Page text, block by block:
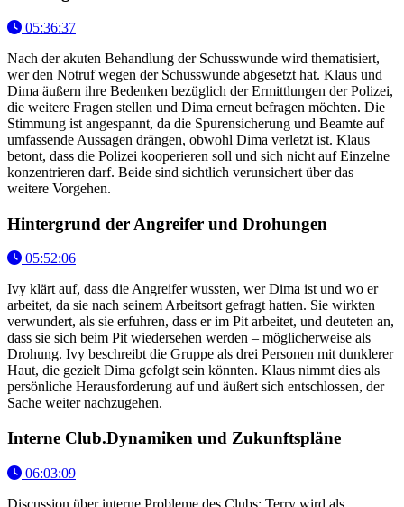
05:36:37
Nach der akuten Behandlung der Schusswunde wird thematisiert,
wer den Notruf wegen der Schusswunde abgesetzt hat. Klaus und
Dima äußern ihre Bedenken bezüglich der Ermittlungen der Polizei,
die weitere Fragen stellen und Dima erneut befragen möchten. Die
Stimmung ist angespannt, da die Spurensicherung und Beamte auf
umfassende Aussagen drängen, obwohl Dima verletzt ist. Klaus
betont, dass die Polizei kooperieren soll und sich nicht auf Einzelne
konzentrieren darf. Beide sind sichtlich verunsichert über das
weitere Vorgehen.
Hintergrund der Angreifer und Drohungen
05:52:06
Ivy klärt auf, dass die Angreifer wussten, wer Dima ist und wo er
arbeitet, da sie nach seinem Arbeitsort gefragt hatten. Sie wirkten
verwundert, als sie erfuhren, dass er im Pit arbeitet, und deuteten an,
dass sie sich beim Pit wiedersehen werden – möglicherweise als
Drohung. Ivy beschreibt die Gruppe als drei Personen mit dunklerer
Haut, die gezielt Dima gefolgt sein könnten. Klaus nimmt dies als
persönliche Herausforderung auf und äußert sich entschlossen, der
Sache weiter nachzugehen.
Interne Club.Dynamiken und Zukunftspläne
06:03:09
Discussion über interne Probleme des Clubs: Terry wird als